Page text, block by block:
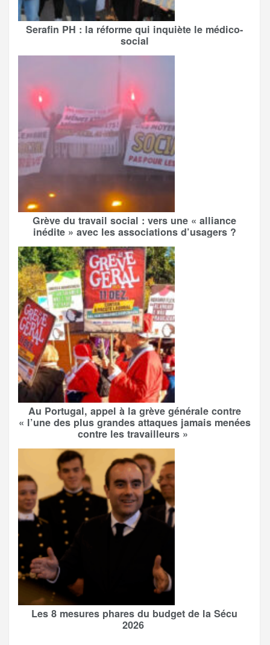
Serafin PH : la réforme qui inquiète le médico-
social
Grève du travail social : vers une « alliance
inédite » avec les associations d’usagers ?
Au Portugal, appel à la grève générale contre
« l’une des plus grandes attaques jamais menées
contre les travailleurs »
Les 8 mesures phares du budget de la Sécu
2026